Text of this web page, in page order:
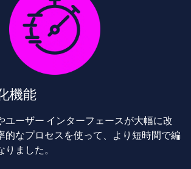
機能
ユーザー インターフェースが大幅に改
的なプロセスを使って、より短時間で編
ました。